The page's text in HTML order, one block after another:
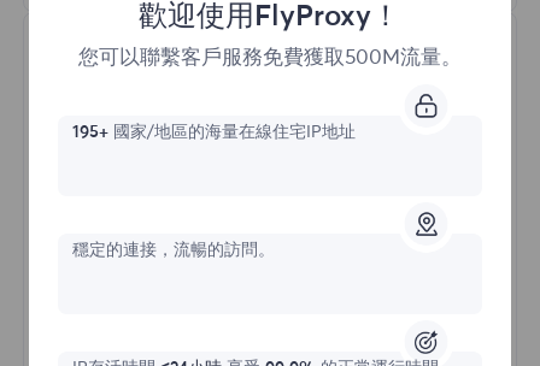
歡迎使用FlyProxy！
您可以聯繫客戶服務免費獲取500M流量。
195+國家/地區的海量在線住宅IP地址
穩定的連接，流暢的訪問。